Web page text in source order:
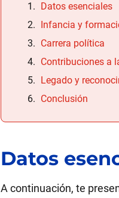
Datos esenciales
Infancia y
Carrera política
Contribuciones a
Legado y
Conclusión
Datos
A continuación, te